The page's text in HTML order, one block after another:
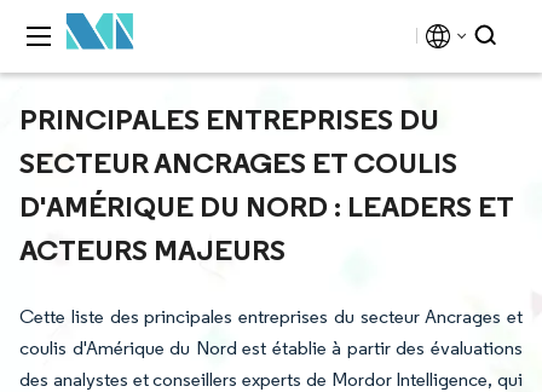
PRINCIPALES ENTREPRISES DU
SECTEUR ANCRAGES ET COULIS
D'AMÉRIQUE DU NORD : LEADERS ET
ACTEURS MAJEURS
Cette liste des principales entreprises du secteur Ancrages et
coulis d'Amérique du Nord est établie à partir des évaluations
des analystes et conseillers experts de Mordor Intelligence, qui